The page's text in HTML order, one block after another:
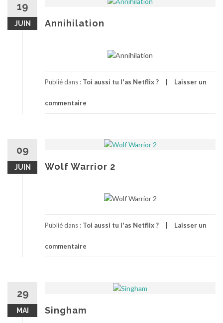
19
JUIN Annihilation
Publié dans : Toi aussi tu l'as Netflix ? Laisser un
commentaire
09
JUIN Wolf Warrior 2
Publié dans : Toi aussi tu l'as Netflix ? Laisser un
commentaire
29
MAI Singham